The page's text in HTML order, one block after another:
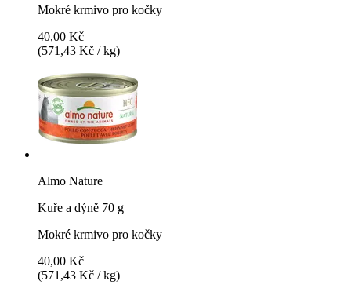
Mokré krmivo pro kočky
40,00 Kč
(571,43 Kč / kg)
Almo Nature
Kuře a dýně 70 g
Mokré krmivo pro kočky
40,00 Kč
(571,43 Kč / kg)